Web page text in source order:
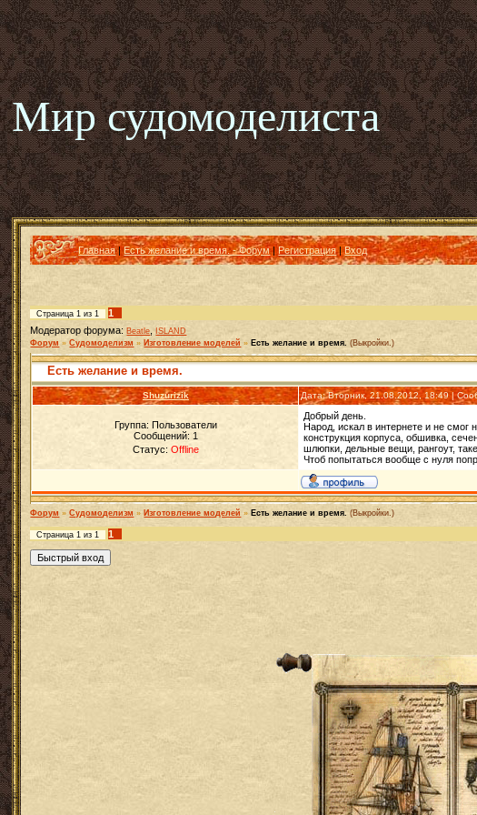
Мир судомоделиста
Главная|Есть желание и время. - Форум|Регистрация|Вход
Страница1 из1
1
Модератор форума:Beatle , ISLAND
Форум » Судомоделизм » Изготовление моделей » Есть желание и время. (Выкройки.)
Есть желание и время.
Shuzurizik Дата: Вторник, 21.08.2012, 18:49 |
Группа: Пользователи
Сообщений: 1
Статус: Offline
Добрый день.
Народ, искал в интернете и не
конструкция корпуса, обшивка,
шлюпки, дельные вещи, рангоут,
Чтоб попытаться вообще с нуля
Форум » Судомоделизм » Изготовление моделей » Есть желание и время. (Выкройки.)
Страница1 из1
1